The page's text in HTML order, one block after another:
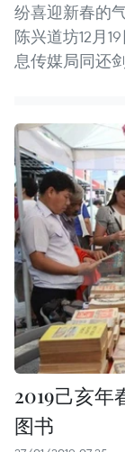
纷喜迎新春的
陈兴道坊12月
息传媒局同还
2019己亥年
图书